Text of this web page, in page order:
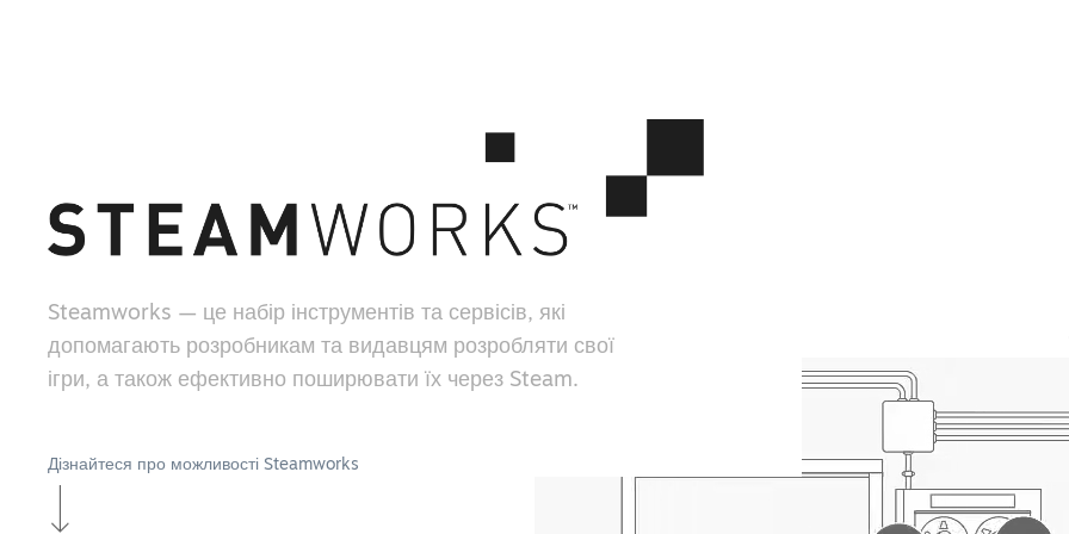
Steamworks — це набір інструментів та сервісів, які
допомагають розробникам та видавцям розробляти свої
ігри, а також ефективно поширювати їх через Steam.
Дізнайтеся про можливості Steamworks